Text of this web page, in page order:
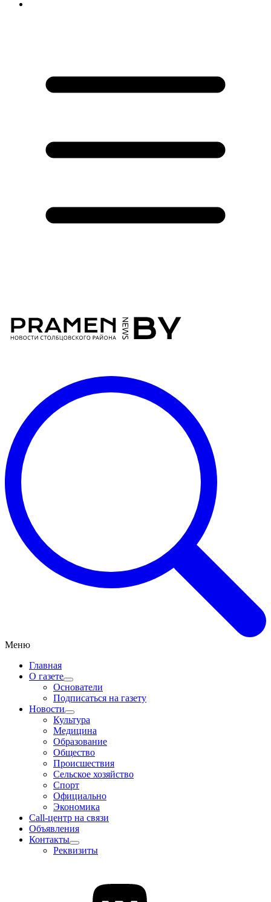
Меню
Главная
О газете
Основатели
Подписаться на газету
Новости
Культура
Медицина
Образование
Общество
Происшествия
Сельское хозяйство
Спорт
Официально
Экономика
Call-центр на связи
Объявления
Контакты
Реквизиты